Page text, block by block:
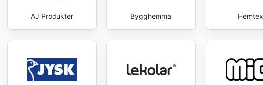
AJ Produkter Bygghemma Hemtex